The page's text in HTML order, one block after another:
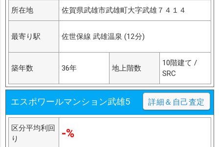
所在地 佐賀県武雄市武雄町大字武雄７４１４
最寄り駅 佐世保線 武雄温泉 (12分)
築年数 36年 地上階数
10階建て /
SRC
エスポワールマンション武雄5 詳細＆自己査定
区分平均利回
り
-%